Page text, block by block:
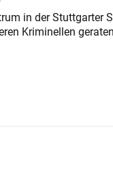
in der Stuttgarter
Kriminellen